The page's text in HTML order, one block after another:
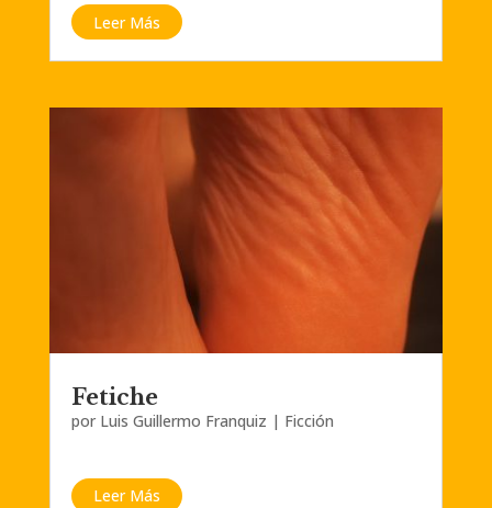
Leer Más
Fetiche
por Luis Guillermo Franquiz | Ficción
Leer Más